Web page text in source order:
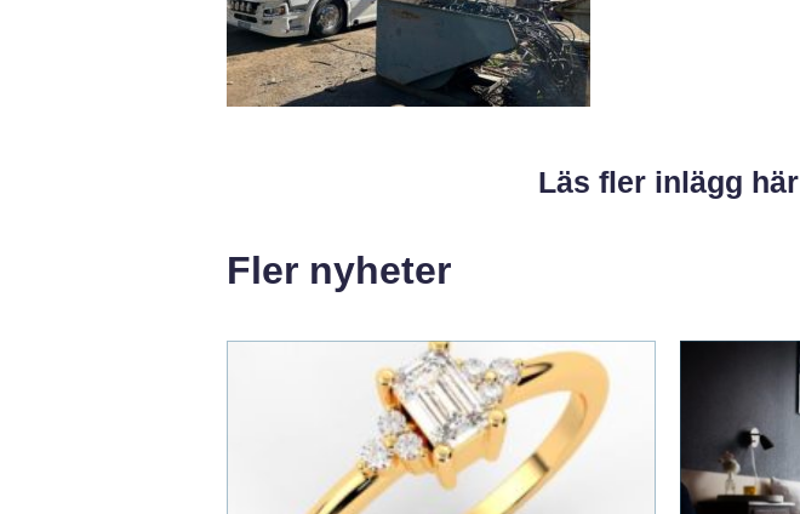
Läs fler inlägg här
Fler nyheter